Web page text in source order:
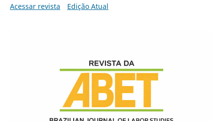
Acessar revista Edição Atual